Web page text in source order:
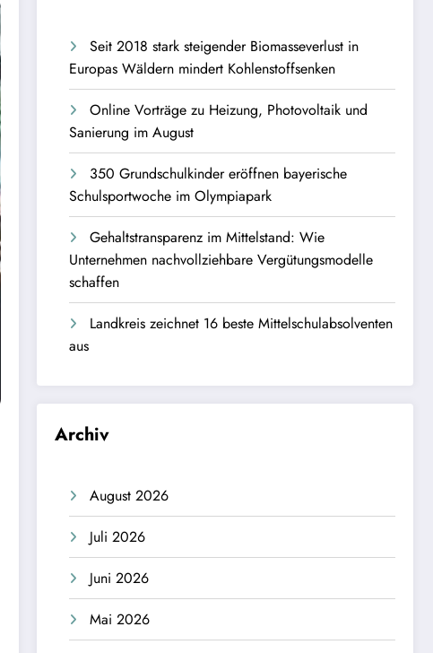
Seit 2018 stark steigender Biomasseverlust in
Europas Wäldern mindert Kohlenstoffsenken
Online Vorträge zu Heizung, Photovoltaik und
Sanierung im August
350 Grundschulkinder eröffnen bayerische
Schulsportwoche im Olympiapark
Gehaltstransparenz im Mittelstand: Wie
Unternehmen nachvollziehbare Vergütungsmodelle
schaffen
Landkreis zeichnet 16 beste Mittelschulabsolventen
aus
Archiv
August 2026
Juli 2026
Juni 2026
Mai 2026